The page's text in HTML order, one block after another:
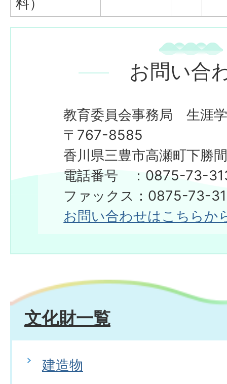
お問い合
教育委員会事務局 生涯
〒767-8585
香川県三豊市高瀬町下勝
電話番号 ：0875-73-
ファックス：0875-73-
お問い合わせはこちらか
文化財一覧
建造物